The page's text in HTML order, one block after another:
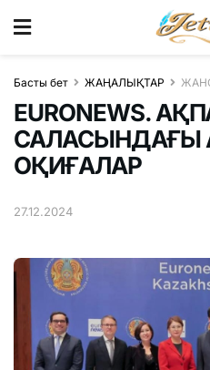
Басты бет ЖАҢАЛЫҚТАР
EURONEWS.
САЛАСЫНДАҒЫ
ОҚИҒАЛАР
27.12.2024